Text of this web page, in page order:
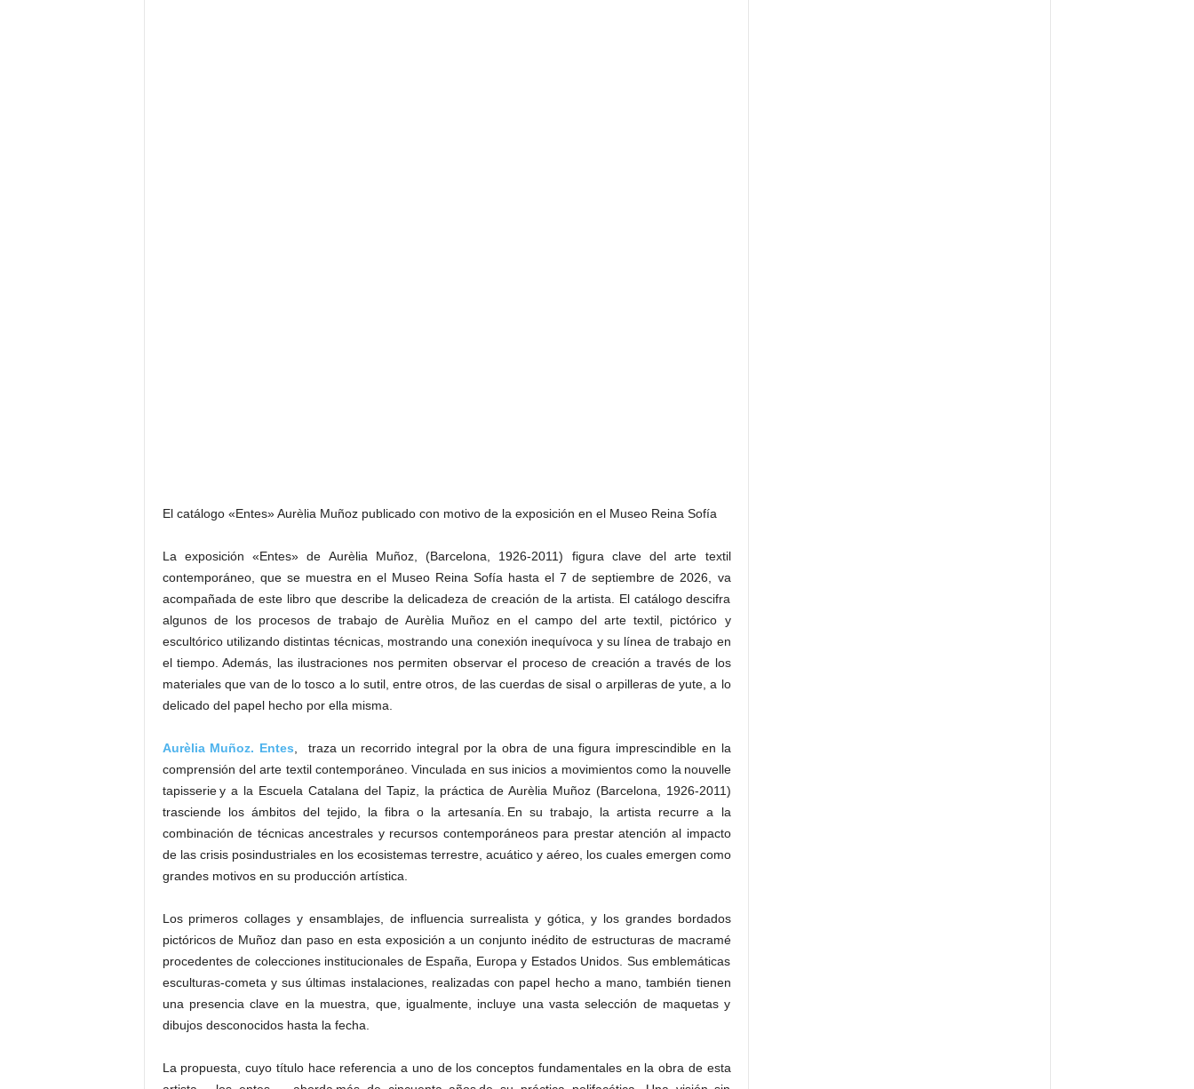
El catálogo «Entes» Aurèlia Muñoz publicado con motivo de la exposición en el Museo Reina Sofía
La exposición «Entes» de Aurèlia Muñoz, (Barcelona, 1926-2011) figura clave del arte textil
contemporáneo, que se muestra en el Museo Reina Sofía hasta el 7 de septiembre de 2026, va
acompañada de este libro que describe la delicadeza de creación de la artista. El catálogo descifra
algunos de los procesos de trabajo de Aurèlia Muñoz en el campo del arte textil, pictórico y
escultórico utilizando distintas técnicas, mostrando una conexión inequívoca y su línea de trabajo en
el tiempo. Además, las ilustraciones nos permiten observar el proceso de creación a través de los
materiales que van de lo tosco a lo sutil, entre otros, de las cuerdas de sisal o arpilleras de yute, a lo
delicado del papel hecho por ella misma.
Aurèlia Muñoz. Entes , traza un recorrido integral por la obra de una figura imprescindible en la
comprensión del arte textil contemporáneo. Vinculada en sus inicios a movimientos como la nouvelle
tapisserie y a la Escuela Catalana del Tapiz, la práctica de Aurèlia Muñoz (Barcelona, 1926-2011)
trasciende los ámbitos del tejido, la fibra o la artesanía. En su trabajo, la artista recurre a la
combinación de técnicas ancestrales y recursos contemporáneos para prestar atención al impacto
de las crisis posindustriales en los ecosistemas terrestre, acuático y aéreo, los cuales emergen como
grandes motivos en su producción artística.
Los primeros collages y ensamblajes, de influencia surrealista y gótica, y los grandes bordados
pictóricos de Muñoz dan paso en esta exposición a un conjunto inédito de estructuras de macramé
procedentes de colecciones institucionales de España, Europa y Estados Unidos. Sus emblemáticas
esculturas-cometa y sus últimas instalaciones, realizadas con papel hecho a mano, también tienen
una presencia clave en la muestra, que, igualmente, incluye una vasta selección de maquetas y
dibujos desconocidos hasta la fecha.
La propuesta, cuyo título hace referencia a uno de los conceptos fundamentales en la obra de esta